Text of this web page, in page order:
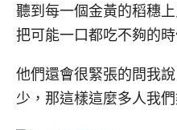
聽到每一個金黃的稻穗
把可能一口都吃不夠的時
他們還會很緊張的問我
少，那這樣這麼多人我